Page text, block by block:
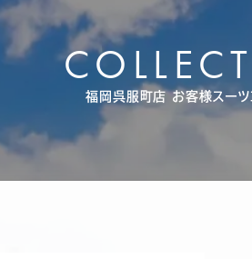
福岡呉服町店お客様スーツ